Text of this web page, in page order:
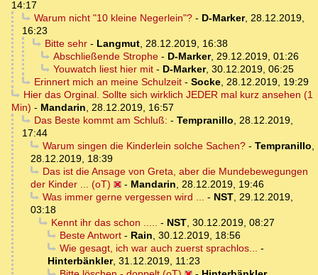
14:17
Warum nicht "10 kleine Negerlein"?- D-Marker, 28.12.2019,
16:23
Bitte sehr- Langmut, 28.12.2019, 16:38
Abschließende Strophe- D-Marker, 29.12.2019, 01:26
Youwatch liest hier mit- D-Marker, 30.12.2019, 06:25
Erinnert mich an meine Schulzeit- Socke, 28.12.2019, 19:29
Hier das Orginal. Sollte sich wirklich JEDER mal kurz ansehen (1
Min) - Mandarin
28.12.2019, 16:57
Das Beste kommt am Schluß: - Tempranillo
28.12.2019,
17:44
Warum singen die Kinderlein solche Sachen?- Tempranillo
28.12.2019, 18:39
Das ist die Ansage von Greta, aber die Mundebewegungen
der Kinder ... (oT)
- Mandarin
28.12.2019, 19:46
Was immer gerne vergessen wird ...
- NST, 29.12.2019,
03:18
Kennt ihr das schon .....
- NST, 30.12.2019, 08:27
Beste Antwort- Rain 30.12.2019, 18:56
Wie gesagt, ich war auch zuerst sprachlos...
-
Hinterbänkler, 31.12.2019, 11:23